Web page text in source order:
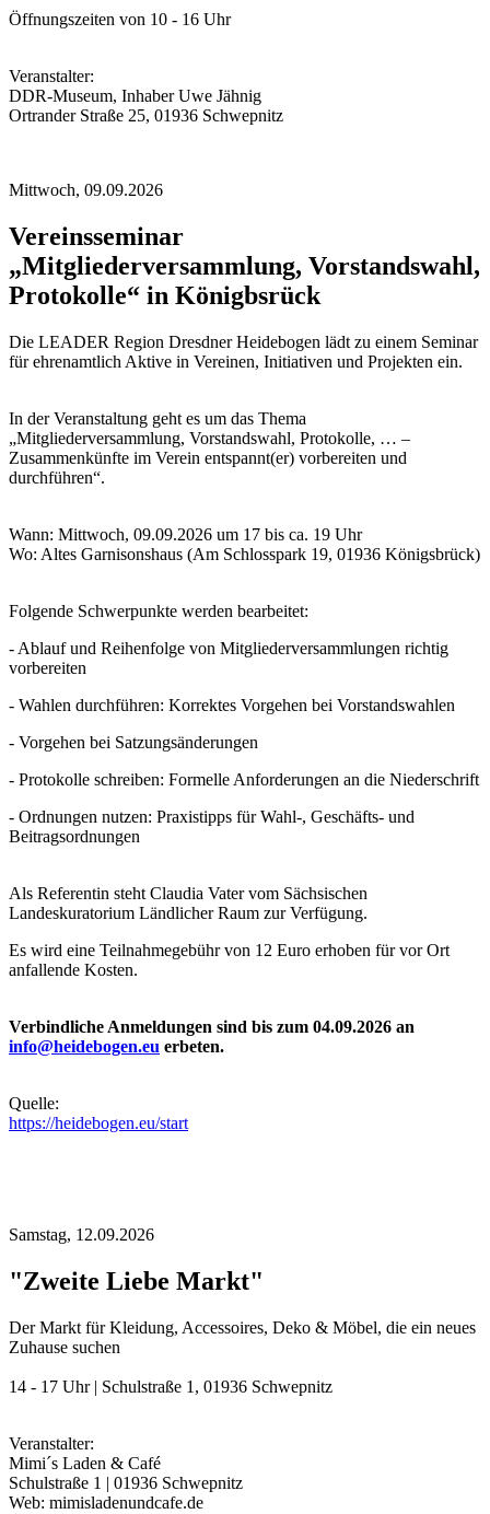
Öffnungszeiten von 10 - 16 Uhr
Veranstalter:
DDR-Museum, Inhaber Uwe Jähnig
Ortrander Straße 25, 01936 Schwepnitz
Mittwoch, 09.09.2026
Vereinsseminar
„Mitgliederversammlung, Vorstandswahl,
Protokolle“ in Königbsrück
Die LEADER Region Dresdner Heidebogen lädt zu einem Seminar
für ehrenamtlich Aktive in Vereinen, Initiativen und Projekten ein.
In der Veranstaltung geht es um das Thema
„Mitgliederversammlung, Vorstandswahl, Protokolle, … –
Zusammenkünfte im Verein entspannt(er) vorbereiten und
durchführen“.
Wann: Mittwoch, 09.09.2026 um 17 bis ca. 19 Uhr
Wo: Altes Garnisonshaus (Am Schlosspark 19, 01936 Königsbrück)
Folgende Schwerpunkte werden bearbeitet:
- Ablauf und Reihenfolge von Mitgliederversammlungen richtig
vorbereiten
- Wahlen durchführen: Korrektes Vorgehen bei Vorstandswahlen
- Vorgehen bei Satzungsänderungen
- Protokolle schreiben: Formelle Anforderungen an die Niederschrift
- Ordnungen nutzen: Praxistipps für Wahl-, Geschäfts- und
Beitragsordnungen
Als Referentin steht Claudia Vater vom Sächsischen
Landeskuratorium Ländlicher Raum zur Verfügung.
Es wird eine Teilnahmegebühr von 12 Euro erhoben für vor Ort
anfallende Kosten.
Verbindliche Anmeldungen sind bis zum 04.09.2026 an
info@heidebogen.eu erbeten.
Quelle:
https://heidebogen.eu/start
Samstag, 12.09.2026
"Zweite Liebe Markt"
Der Markt für Kleidung, Accessoires, Deko & Möbel, die ein neues
Zuhause suchen
14 - 17 Uhr | Schulstraße 1, 01936 Schwepnitz
Veranstalter:
Mimi´s Laden & Café
Schulstraße 1 | 01936 Schwepnitz
Web: mimisladenundcafe.de